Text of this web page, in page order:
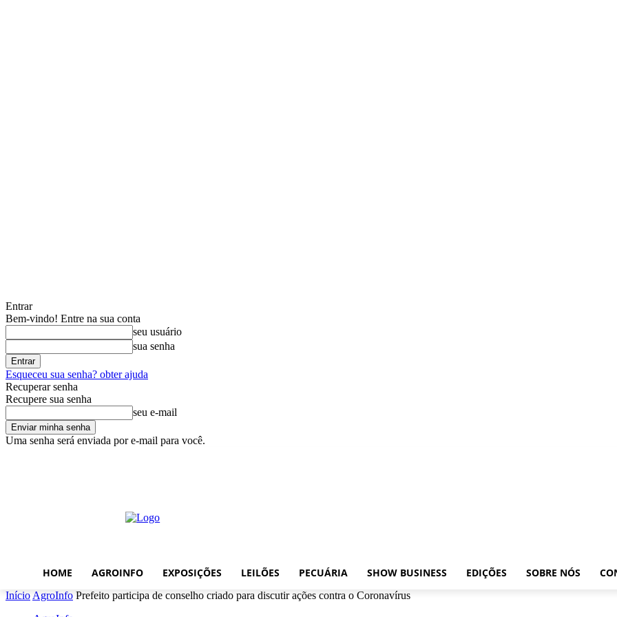
Entrar
Bem-vindo! Entre na sua conta
seu usuário
sua senha
Esqueceu sua senha? obter ajuda
Recuperar senha
Recupere sua senha
seu e-mail
Uma senha será enviada por e-mail para você.
HOME AGROINFO EXPOSIÇÕES LEILÕES PECUÁRIA SHOW BUSINESS EDIÇÕES SOBRE NÓS
Início AgroInfo Prefeito participa de conselho criado para discutir ações contra o Coronavírus